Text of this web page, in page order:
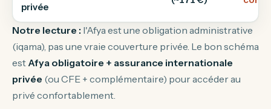
privée
Notre lecture : l'Afya est une obligation administrative
(iqama), pas une vraie couverture privée. Le bon schéma
est Afya obligatoire + assurance internationale
privée (ou CFE + complémentaire) pour accéder au
privé confortablement.